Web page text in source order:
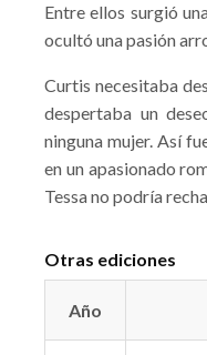
Entre ellos surgió
ocultó una pasión
Curtis necesitaba
despertaba un
ninguna mujer. Así
en un apasionado
Tessa no podría
Otras ediciones
Año